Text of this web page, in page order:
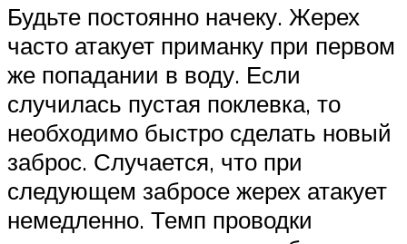
Будьте постоянно начеку. Жерех
часто атакует приманку при первом
же попадании в воду. Если
случилась пустая поклевка, то
необходимо быстро сделать новый
заброс. Случается, что при
следующем забросе жерех атакует
немедленно. Темп проводки